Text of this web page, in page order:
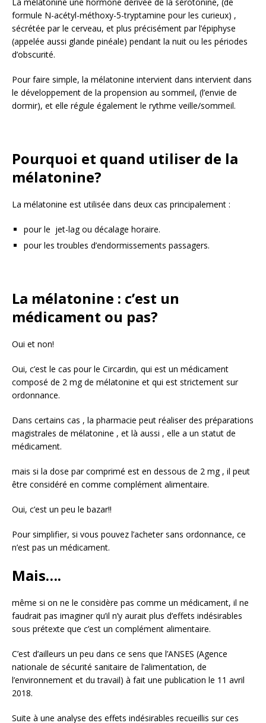
formule N-acétyl-méthoxy-5-tryptamine pour les curieux) ,
sécrétée par le cerveau, et plus précisément par l’épiphyse
(appelée aussi glande pinéale) pendant la nuit ou les périodes
d’obscurité.
Pour faire simple, la mélatonine intervient dans intervient dans
le développement de la propension au sommeil, (l’envie de
dormir), et elle régule également le rythme veille/sommeil.
Pourquoi et quand utiliser de la
mélatonine?
La mélatonine est utilisée dans deux cas principalement :
pour le jet-lag ou décalage horaire.
pour les troubles d’endormissements passagers.
La mélatonine : c’est un
médicament ou pas?
Oui et non!
Oui, c’est le cas pour le Circardin, qui est un médicament
composé de 2 mg de mélatonine et qui est strictement sur
ordonnance.
Dans certains cas , la pharmacie peut réaliser des préparations
magistrales de mélatonine , et là aussi , elle a un statut de
médicament.
mais si la dose par comprimé est en dessous de 2 mg , il peut
être considéré en comme complément alimentaire.
Oui, c’est un peu le bazar!!
Pour simplifier, si vous pouvez l’acheter sans ordonnance, ce
n’est pas un médicament.
Mais….
même si on ne le considère pas comme un médicament, il ne
faudrait pas imaginer qu’il n’y aurait plus d’effets indésirables
sous prétexte que c’est un complément alimentaire.
C’est d’ailleurs un peu dans ce sens que l’ANSES (Agence
nationale de sécurité sanitaire de l’alimentation, de
l’environnement et du travail) à fait une publication le 11 avril
2018.
Suite à une analyse des effets indésirables recueillis sur ces